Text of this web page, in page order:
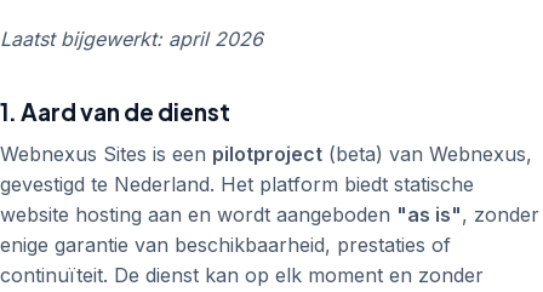
Laatst bijgewerkt: april 2026
1. Aard van de dienst
Webnexus Sites is een pilotproject (beta) van Webnexus,
gevestigd te Nederland. Het platform biedt statische
website hosting aan en wordt aangeboden "as is", zonder
enige garantie van beschikbaarheid, prestaties of
continuïteit. De dienst kan op elk moment en zonder